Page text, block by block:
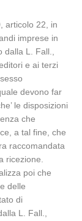
articolo 22, in
imprese in
L. Fall.,
e ai terzi
devono far
le disposizioni
che
a tal fine, che
raccomandata
ricezione.
poi che
delle
di
L. Fall.,